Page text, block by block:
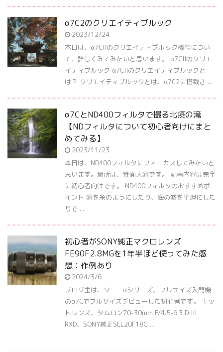
α7C2のクリエイティブルック
2023/12/24
本日は、α7CIIのクリエイティブルック機能につい
て、詳しくみてみたいと思います。 α7CIIのクリエ
イティブルック α7CIIのクリエイティブルックと
は？ クリエイティブルックとは、α7C2に搭載さ ...
α7CとND400フィルタで撮る北摂の滝
【NDフィルタについて初心者向けにまと
めてみる】
2023/11/23
本日は、ND400フィルタにフォーカスしてみたいと
思います。場所は、箕面大滝です。 記事内容は完全
に初心者向けです。 ND400フィルタのおすすめポ
イント 滝を糸のようにしたり、海の波を平坦にした
りで ...
初心者がSONY純正マクロレンズ
FE90F2.8MGを1年半ほど使ってみた感
想：作例あり
2024/3/6
ブログ主は、ソニーαシリーズ、フルサイズ入門機
のα7Cでフルサイズデビューした初心者です。 キッ
トレンズ、タムロン70-30mm F/4.5-6.3 DiIII
RXD、SONY純正SEL20F18G ...